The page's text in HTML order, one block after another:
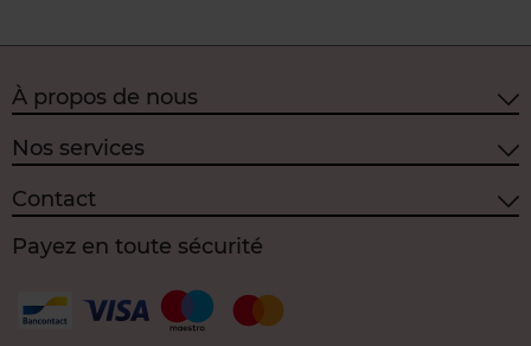
À propos de nous
Nos services
Contact
Payez en toute sécurité